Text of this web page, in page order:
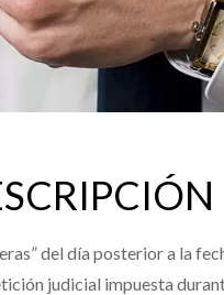
del día posterior a la
judicial impuesta